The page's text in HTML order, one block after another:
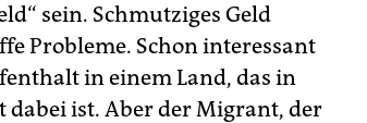
sein. Schmutziges Geld
Probleme. Schon interessant
in einem Land, das in
ist. Aber der Migrant, der